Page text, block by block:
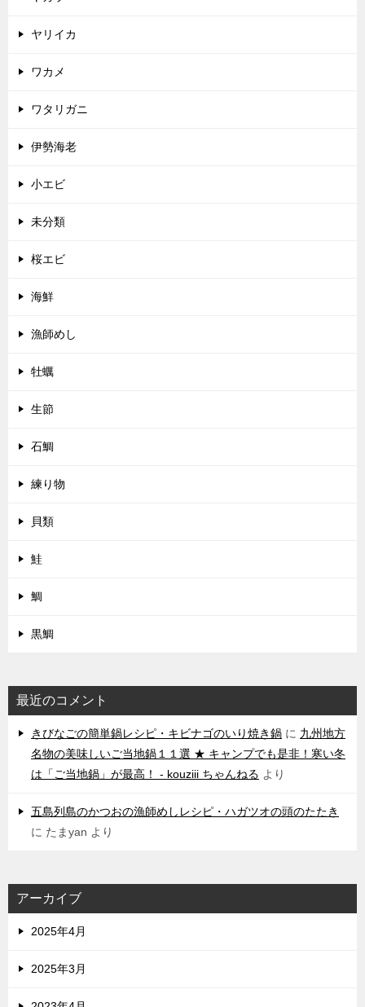
ヤリイカ
ワカメ
ワタリガニ
伊勢海老
小エビ
未分類
桜エビ
海鮮
漁師めし
牡蠣
生節
石鯛
練り物
貝類
鮭
鯛
黒鯛
最近のコメント
きびなごの簡単鍋レシピ・キビナゴのいり焼き鍋 に 九州地方
名物の美味しいご当地鍋１１選 ★ キャンプでも是非！寒い冬
は「ご当地鍋」が最高！ - kouziii ちゃんねる より
五島列島のかつおの漁師めしレシピ・ハガツオの頭のたたき
に たまyan より
アーカイブ
2025年4月
2025年3月